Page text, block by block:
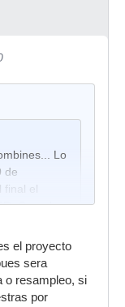
Lo
de
final el
Cuando
emplean
96.000.
el proyecto
sera
o resampleo, si
por